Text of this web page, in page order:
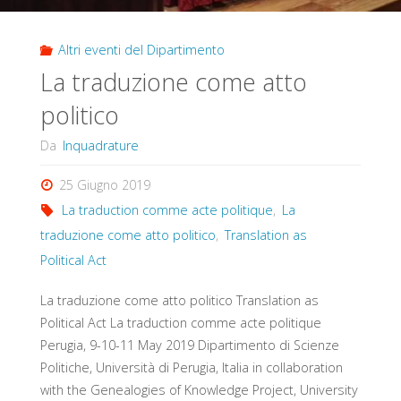
Altri eventi del Dipartimento
La traduzione come atto
politico
Da Inquadrature
25 Giugno 2019
La traduction comme acte politique, La
traduzione come atto politico, Translation as
Political Act
La traduzione come atto politico Translation as
Political Act La traduction comme acte politique
Perugia, 9-10-11 May 2019 Dipartimento di Scienze
Politiche, Università di Perugia, Italia in collaboration
with the Genealogies of Knowledge Project, University